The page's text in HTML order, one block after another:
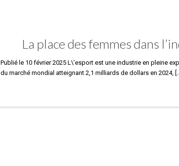
La place des femmes dans
Publié le 10 février 2025 L\’esport est une industrie en pleine
du marché mondial atteignant 2,1 milliards de dollars en 2024,